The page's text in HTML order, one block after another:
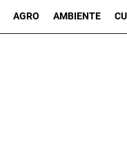
AGRO AMBIENTE